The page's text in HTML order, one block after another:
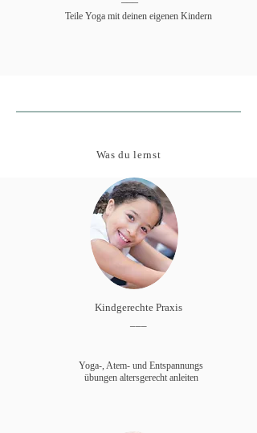
Teile Yoga mit deinen eigenen Kindern
Was du lernst
Kindgerechte Praxis
Yoga-, Atem- und Entspannungs
übungen altersgerecht anleiten